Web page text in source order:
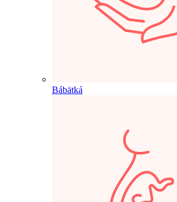
Bábätká